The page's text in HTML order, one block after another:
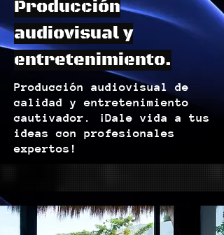
Producción
audiovisual y
entretenimiento.
Producción audiovisual de
calidad y entretenimiento
cautivador. ¡Dale vida a tus
ideas con profesionales
expertos!